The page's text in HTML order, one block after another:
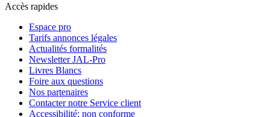
Accès rapides
Espace pro
Tarifs annonces légales
Actualités formalités
Newsletter JAL-Pro
Livres Blancs
Foire aux questions
Nos partenaires
Contacter notre Service client
Accessibilité: non conforme